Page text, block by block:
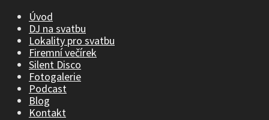
Úvod
DJ na svatbu
Lokality pro svatbu
Firemní večírek
Silent Disco
Fotogalerie
Podcast
Blog
Kontakt